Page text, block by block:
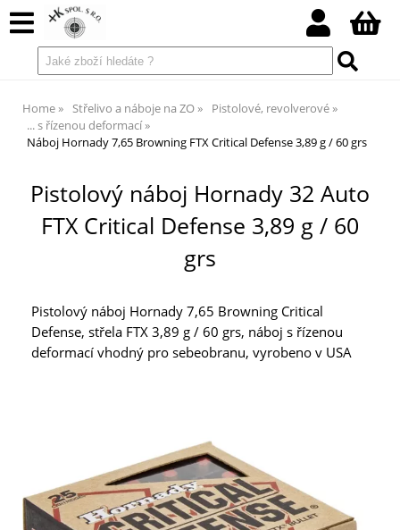
Home Střelivo a náboje na ZO
Pistolové, revolverové
... s řízenou deformací
Náboj Hornady 7,65 Browning FTX Critical Defense 3,89 g / 60 grs
Pistolový náboj Hornady 32 Auto
FTX Critical Defense 3,89 g / 60
grs
Pistolový náboj Hornady 7,65 Browning Critical
Defense, střela FTX 3,89 g / 60 grs, náboj s řízenou
deformací vhodný pro sebeobranu, vyrobeno v USA